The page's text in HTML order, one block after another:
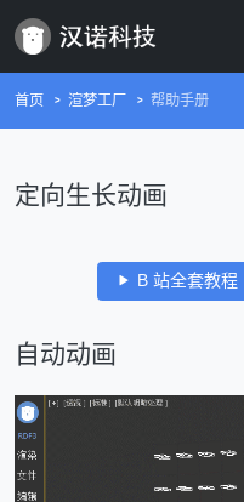
首页 渲梦工厂 帮助手册
定向生长动画
B 站全套教程
自动动画